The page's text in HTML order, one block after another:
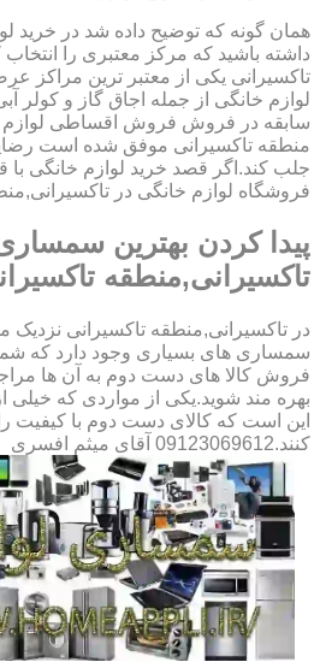
همان گونه که توضیح داده شد در خرید
داشته باشید که مرکز معتبری را
تاکسیرانی یکی از معتبر ترین مراکز
لوازم خانگی از جمله اجاق گاز و کولر
سابقه در فروش فروش اقساطی لوازم
منطقه تاکسیرانی موفق شده است
جلب کند.اگر قصد خرید لوازم خانگی با
فروشگاه لوازم خانگی در
پیدا کردن بهترین
تاکسیرانی,منطقه
در تاکسیرانی,منطقه تاکسیرانی
سمساری های بسیاری وجود دارد که
فروش کالا های دست دوم به آن ها
بهره مند شوید.یکی از مواردی که خیلی
این است که کالای دست دوم با کیفیت
کنند.09123069612 آقای میثم افسری